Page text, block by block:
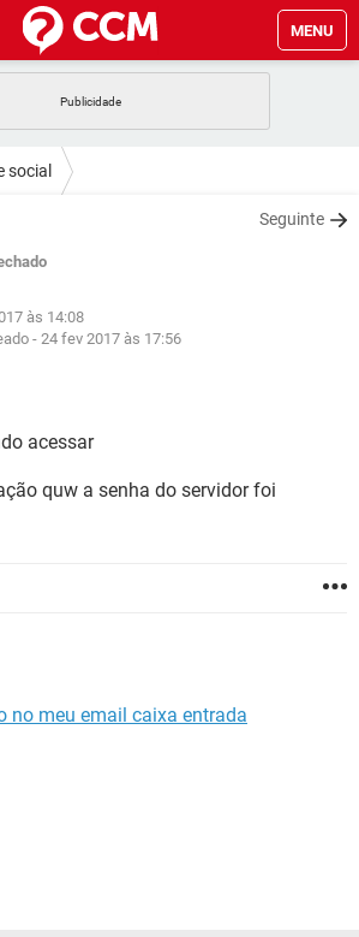
MENU
EXCEL
social
Seguinte
às 14:08
-24 fev 2017 às 17:56
acessar
quw a senha do servidor foi
no meu email caixa entrada